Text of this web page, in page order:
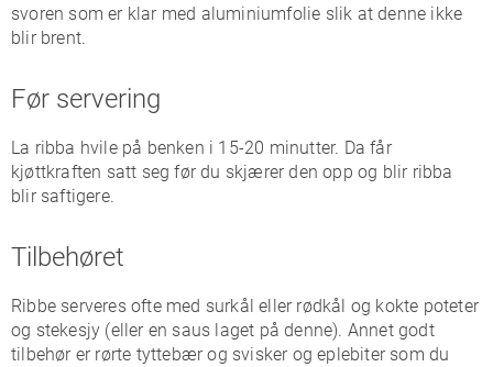
svoren som er klar med aluminiumfolie slik at denne ikke
blir brent.
Før servering
La ribba hvile på benken i 15-20 minutter. Da får
kjøttkraften satt seg før du skjærer den opp og blir ribba
blir saftigere.
Tilbehøret
Ribbe serveres ofte med surkål eller rødkål og kokte poteter
og stekesjy (eller en saus laget på denne). Annet godt
tilbehør er rørte tyttebær og svisker og eplebiter som du